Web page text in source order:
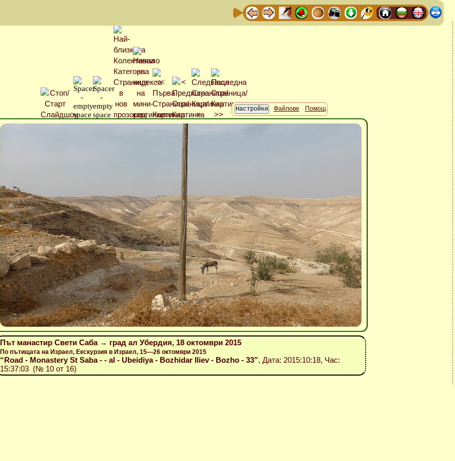
Файлове Помощ
Път манастир Свети Саба → град ал Убердия, 18 октомври 2015
По пътищата на Израел, Екскурзия в Израел, 15—26 октомври 2015
“Road - Monastery St Saba - - al - Ubeidiya - Bozhidar Iliev - Bozho - 33”, Дата: 2015:10:18, Час:
15:37:03 (№ 10 от 16)